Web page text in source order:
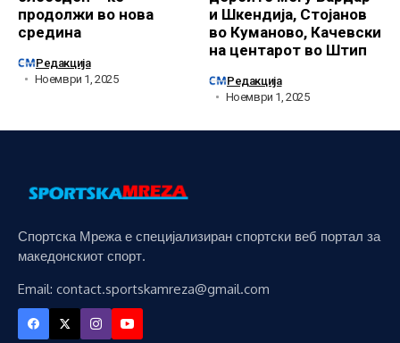
продолжи во нова
средина
Редакција
Ноември 1, 2025
и Шкендија, Стојанов
во Куманово, Качевски
на центарот во Штип
Редакција
Ноември 1, 2025
Спортска Мрежа е специјализиран спортски веб портал за
македонскиот спорт.
Email: contact.sportskamreza@gmail.com